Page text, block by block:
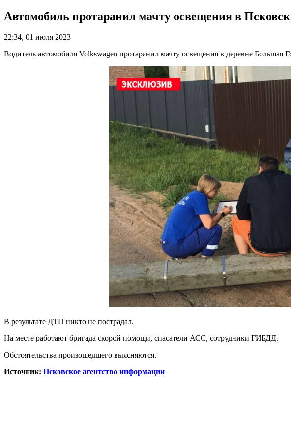
Автомобиль протаранил мачту освещения в
22:34, 01 июля 2023
Водитель автомобиля Volkswagen протаранил мачту освещения в деревне Большая
В результате ДТП никто не пострадал.
На месте работают бригада скорой помощи, спасатели АСС, сотрудники ГИБДД.
Обстоятельства произошедшего выясняются.
Источник: Псковское агентство информации